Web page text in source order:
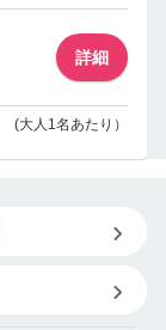
詳細
(大人1名あたり）